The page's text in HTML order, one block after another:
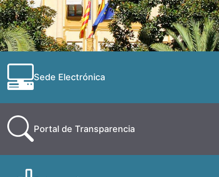
Sede Electrónica
Portal de Transparencia